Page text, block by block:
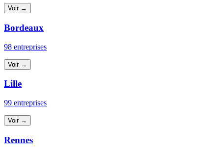
Voir →
Bordeaux
98 entreprises
Voir →
Lille
99 entreprises
Voir →
Rennes